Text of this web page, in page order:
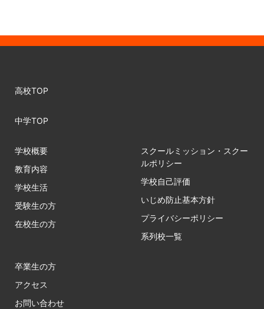
高校TOP
中学TOP
学校概要
教育内容
学校生活
受験生の方
在校生の方
スクールミッション・スクー
ルポリシー
学校自己評価
いじめ防止基本方針
プライバシーポリシー
系列校一覧
卒業生の方
アクセス
お問い合わせ